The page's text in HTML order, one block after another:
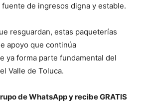
de ingresos digna y estable.
resguardan, estas paqueterías
apoyo que continúa
ya forma parte fundamental del
Valle de Toluca.
de WhatsApp y recibe GRATIS